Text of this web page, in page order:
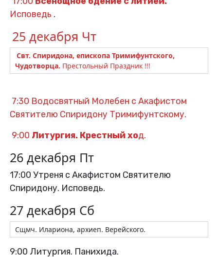
Исповедь .
25 декабря Чт
Свт. Спиридона, епископа Тримифунтского,
Чудотворца. Престольный Праздник !!!
7:30 Водосвятный Молебен с Акафистом
Святителю Спиридону Тримифунтскому.
9:00 Литургия. Крестный ход.
26 декабря Пт
17:00 Утреня с Акафистом Святителю
Спиридону. Исповедь.
27 декабря Сб
Cщмч. Илариона, архиеп. Верейского.
9:00 Литургия. Панихида.